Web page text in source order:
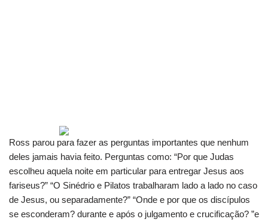
Ross parou para fazer as perguntas importantes que nenhum
deles jamais havia feito. Perguntas como: “Por que Judas
escolheu aquela noite em particular para entregar Jesus aos
fariseus?” “O Sinédrio e Pilatos trabalharam lado a lado no caso
de Jesus, ou separadamente?” “Onde e por que os discípulos
se esconderam? durante e após o julgamento e crucificação? ”e